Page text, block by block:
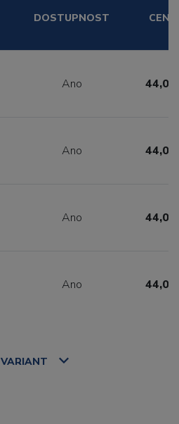
DOSTUPNOST CENA
Ano 44,00
Ano 44,00
Ano 44,00
Ano 44,00
VARIANT